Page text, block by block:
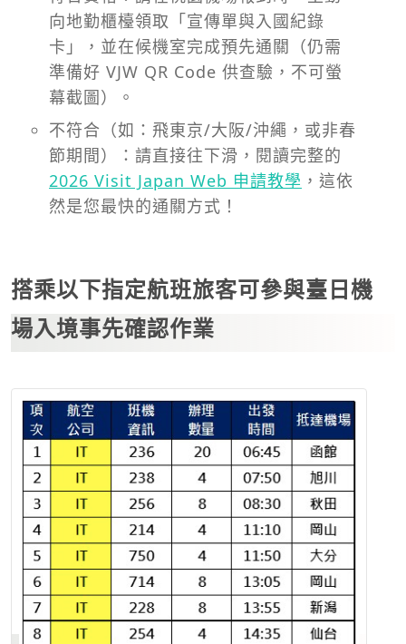
向地勤櫃檯領取「宣傳單與入國紀錄
卡」，並在候機室完成預先通關（仍需
準備好 VJW QR Code 供查驗，不可螢
幕截圖）。
不符合（如：飛東京/大阪/沖繩，或非春
節期間）：請直接往下滑，閱讀完整的
2026 Visit Japan Web 申請教學 ，這依
然是您最快的通關方式！
搭乘以下指定航班旅客可參與臺日機
場入境事先確認作業